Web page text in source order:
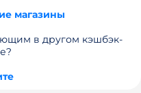
магазины
в другом кэшбэк-